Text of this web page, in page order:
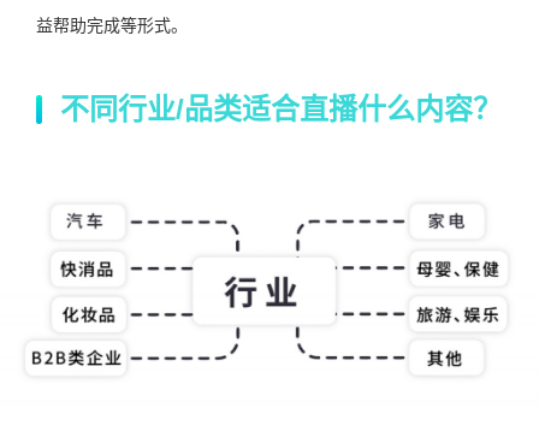
益帮助完成等形式。
不同行业/品类适合直播什么内容？